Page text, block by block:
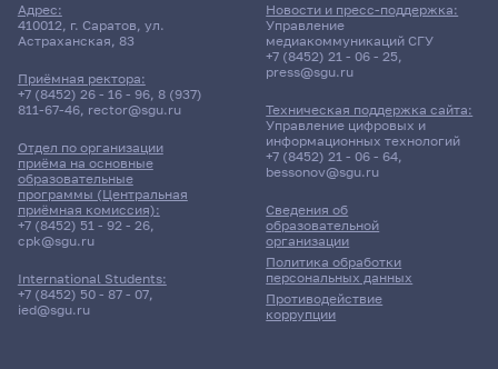
Адрес:
410012, г. Саратов, ул.
Астраханская, 83
Приёмная ректора:
+7 (8452) 26 - 16 - 96, 8 (937)
811-67-46, rector@sgu.ru
Отдел по организации
приёма на основные
образовательные
программы (Центральная
приёмная комиссия):
+7 (8452) 51 - 92 - 26,
cpk@sgu.ru
International Students:
+7 (8452) 50 - 87 - 07,
ied@sgu.ru
Сведения об
образовательной
организации
Политика обработки
персональных данных
Противодействие
коррупции
Новости и пресс-поддержка:
Управление
медиакоммуникаций СГУ
+7 (8452) 21 - 06 - 25,
press@sgu.ru
Техническая поддержка сайта:
Управление цифровых и
информационных технологий
+7 (8452) 21 - 06 - 64,
bessonov@sgu.ru